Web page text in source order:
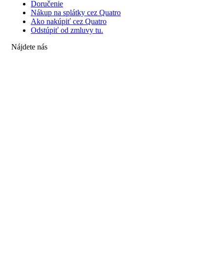
Doručenie
Nákup na splátky cez Quatro
Ako nakúpiť cez Quatro
Odstúpiť od zmluvy tu.
Nájdete nás